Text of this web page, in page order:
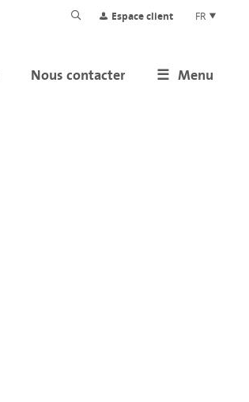
Espace client FR
Menu
Nous contacter